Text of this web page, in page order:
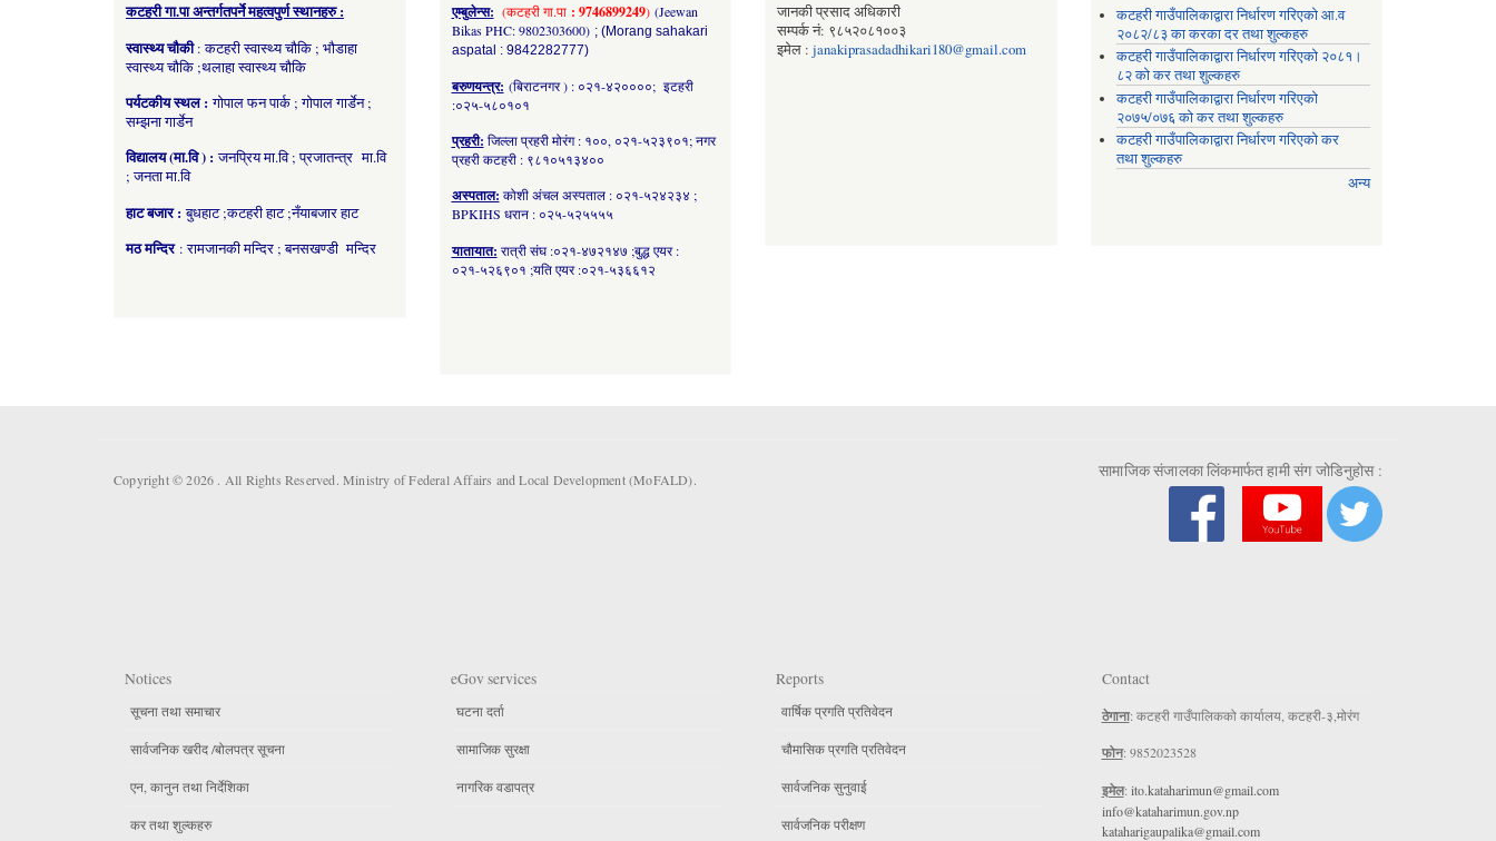
कटहरी गा.पा अन्तर्गतपर्ने महत्वपुर्ण स्थानहरु :
स्वास्थ्य चौकी: कटहरी स्वास्थ्य चौकि ; भौडाहा
स्वास्थ्य चौकि ;थलाहा स्वास्थ्य चौकि
पर्यटकीय स्थल :गोपाल फन पार्क ; गोपाल गार्डेन ;
सम्झना गार्डेन
विद्यालय (मा.वि ) :जनप्रिय मा.वि ; प्रजातन्त्र मा.वि
; जनता मा.वि
हाट बजार :बुधहाट ;कटहरी हाट ;नँयाबजार हाट
मठ मन्दिर : रामजानकी मन्दिर ; बनसखण्डी मन्दिर
एम्बुलेन्स: (कटहरी गा.पा : 9746899249)(Jeewan
Bikas PHC: 9802303600) ; (Morang sahakari
aspatal : 9842282777)
बरुणयन्त्र: (बिराटनगर ) : ०२१-४२००००; इटहरी
:०२५-५८०१०१
प्रहरी: जिल्ला प्रहरी मोरंग : १००, ०२१-५२३९०१; नगर
प्रहरी कटहरी : ९८१०५१३४००
अस्पताल: कोशी अंचल अस्पताल : ०२१-५२४२३४ ;
BPKIHS धरान : ०२५-५२५५५५
यातायात: रात्री संघ :०२१-४७२१४७ ;बुद्ध एयर :
०२१-५२६९०१ ;यति एयर :०२१-५३६६१२
जानकी प्रसाद अधिकारी
सम्पर्क नं: ९८५२०८१००३
इमेल : janakiprasadadhikari180@gmail.com
कटहरी गाउँपालिकाद्वारा निर्धारण गरिएको आ.व
२०८२/८३ का करका दर तथा शुल्कहरु
कटहरी गाउँपालिकाद्वारा निर्धारण गरिएको २०८१।
८२ को कर तथा शुल्कहरु
कटहरी गाउँपालिकाद्वारा निर्धारण गरिएको
२०७५/०७६ को कर तथा शुल्कहरु
कटहरी गाउँपालिकाद्वारा निर्धारण गरिएको कर
तथा शुल्कहरु
अन्य
Copyright © 2026 . All Rights Reserved. Ministry of Federal Affairs and Local Development (MoFALD). सामाजिक संजालका लिंकमार्फत हामी संग जोडिनुहोस :
Notices
सूचना तथा समाचार
सार्वजनिक खरीद /बोलपत्र सूचना
एन, कानुन तथा निर्देशिका
कर तथा शुल्कहरु
eGov services
घटना दर्ता
सामाजिक सुरक्षा
नागरिक वडापत्र
Reports
वार्षिक प्रगति प्रतिवेदन
चौमासिक प्रगति प्रतिवेदन
सार्वजनिक सुनुवाई
सार्वजनिक परीक्षण
Contact
ठेगाना: कटहरी गाउँपालिकको कार्यालय, कटहरी-३,मोरंग
फोन: 9852023528
इमेल: ito.kataharimun@gmail.com
info@kataharimun.gov.np
kataharigaupalika@gmail.com